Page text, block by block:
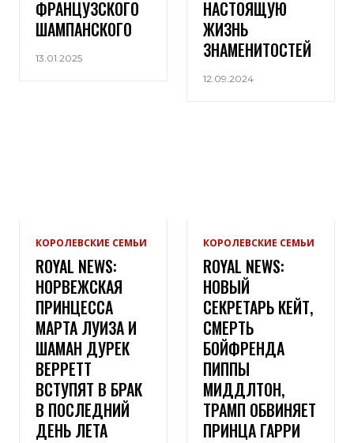
ФРАНЦУЗСКОГО
ШАМПАНСКОГО
13.01.2025
НАСТОЯЩУЮ
ЖИЗНЬ
ЗНАМЕНИТОСТЕЙ
12.09.2024
КОРОЛЕВСКИЕ СЕМЬИ
ROYAL NEWS:
НОРВЕЖСКАЯ
ПРИНЦЕССА
МАРТА ЛУИЗА И
ШАМАН ДУРЕК
ВЕРРЕТТ
ВСТУПЯТ В БРАК
В ПОСЛЕДНИЙ
ДЕНЬ ЛЕТА
КОРОЛЕВСКИЕ СЕМЬИ
ROYAL NEWS:
НОВЫЙ
СЕКРЕТАРЬ КЕЙТ,
СМЕРТЬ
БОЙФРЕНДА
ПИППЫ
МИДДЛТОН,
ТРАМП ОБВИНЯЕТ
ПРИНЦА ГАРРИ